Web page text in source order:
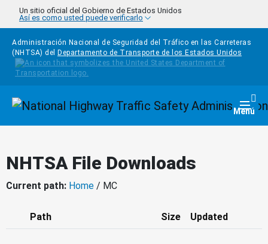
Pasar al contenido principal
Un sitio oficial del Gobierno de Estados Unidos
Así es como usted puede verificarlo
Administración Nacional de Seguridad del Tráfico en las Carreteras
(NHTSA) del
Departamento de Transporte de los Estados Unidos
Homepage Menú
NHTSA File Downloads
Current path: Home / MC
Path Size Updated